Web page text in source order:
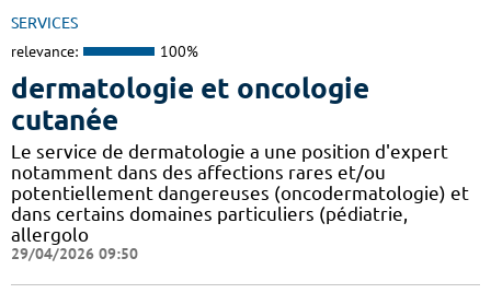
SERVICES
relevance: 100%
dermatologie et oncologie
cutanée
Le service de dermatologie a une position d'expert
notamment dans des affections rares et/ou
potentiellement dangereuses (oncodermatologie) et
dans certains domaines particuliers (pédiatrie,
allergolo
29/04/2026 09:50